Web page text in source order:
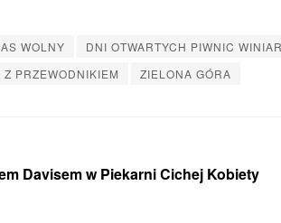
WOLNY DNI OTWARTYCH PIWNIC
Z PRZEWODNIKIEM
ZIELONA GÓRA
Davisem w Piekarni Cichej Kobiety